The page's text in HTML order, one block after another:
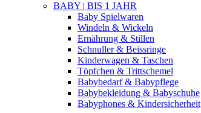
BABY | BIS 1 JAHR
Baby Spielwaren
Windeln & Wickeln
Ernährung & Stillen
Schnuller & Beissringe
Kinderwagen & Taschen
Töpfchen & Trittschemel
Babybedarf & Babypflege
Babybekleidung & Babyschuhe
Babyphones & Kindersicherheit